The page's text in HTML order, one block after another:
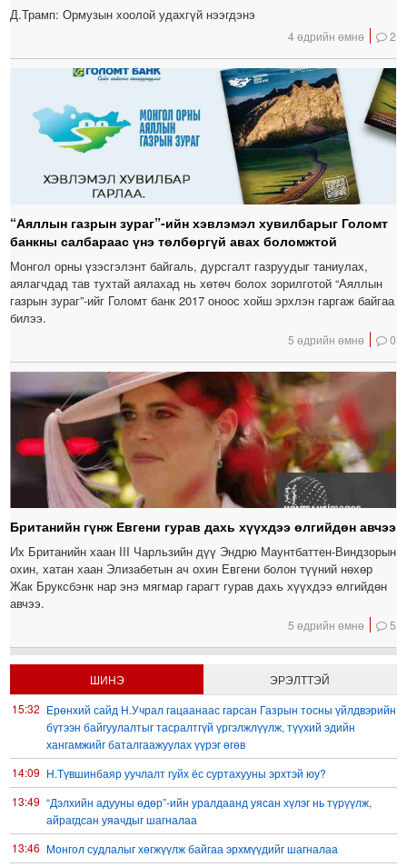
Д.Трамп: Ормузын хоолой удахгүй нээгдэнэ
4 өдрийн өмнө 2
“Аяллын газрын зураг”-ийн хэвлэмэл хувилбарыг Голомт
банкны салбараас үнэ төлбөргүй авах боломжтой
Монгол орны үзэсгэлэнт байгаль, дурсгалт газруудыг таниулах,
аялагчдад тав тухтай аялахад нь хөтөч болох зорилготой “Аяллын
газрын зураг”-ийг Голомт банк 2017 оноос хойш эрхлэн гаргаж байгаа
билээ.
5 өдрийн өмнө 0
Британийн гүнж Евгени гурав дахь хүүхдээ өлгийдөн авчээ
Их Британийн хаан III Чарльзийн дүү Эндрю Маунтбаттен-Виндзорын
охин, хатан хаан Элизабетын ач охин Евгени болон түүний нөхөр
Жак Бруксбэнк нар энэ мягмар гарагт гурав дахь хүүхдээ өлгийдөн
авчээ.
5 өдрийн өмнө 5
ШИНЭ
ЭРЭЛТТЭЙ
15:32 Ерөнхий сайд Н.Учрал гацаанаас гарсан Газрын тосны үйлдвэрийн
бүтээн байгуулалтыг тасралтгүй үргэлжлүүлж, түүхий эдийн
хангамжийг баталгаажуулах үүрэг өгөв
14:09 Н.Түвшинбаяр уучлалт гуйх ёс суртахууны эрхтэй юу?
13:49 “Дэлхийн адууны өдөр”-ийн уралдаанд уясан хүлэг нь түрүүлж,
айрагдсан уяачдыг шагналаа
13:46 Монгол судлалыг хөгжүүлж байгаа эрхмүүдийг шагналаа